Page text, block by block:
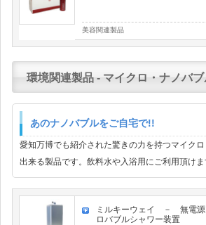
美容関連製品
環境関連製品 - マイクロ・ナノバ
あのナノバブルをご自宅で!!
愛知万博でも紹介された驚きの力を持つマイク
出来る製品です。飲料水や入浴用にご利用頂けま
ミルキーウェイ － 無電源
ロバブルシャワー装置